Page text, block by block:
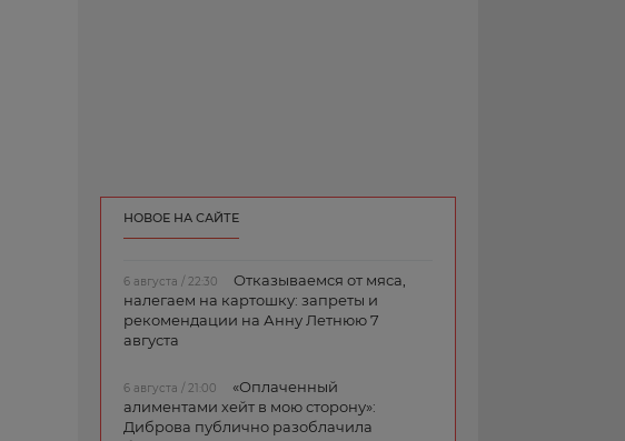
НОВОЕ НА САЙТЕ
6 августа / 22:30
Отказываемся от мяса,
налегаем на картошку: запреты и
рекомендации на Анну Летнюю 7
августа
6 августа / 21:00
«Оплаченный
алиментами хейт в мою сторону»:
Диброва публично разоблачила